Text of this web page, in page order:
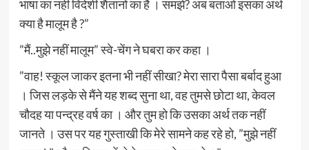
भाषा का नहीं विदेशी शैतानों का है । समझे? अब बताओ इसका अर्थ
क्या है मालूम है ?”
”मैं..मुझे नहीं मालूम” स्वे-चेंग ने घबरा कर कहा ।
”वाह! स्कूल जाकर इतना भी नहीं सीखा? मेरा सारा पैसा बर्बाद हुआ
। जिस लड़के से मैंने यह शब्द सुना था, वह तुमसे छोटा था, केवल
चौदह या पन्द्रह वर्ष का । और तुम हो कि उसका अर्थ तक नहीं
जानते । उस पर यह गुस्ताखी कि मेरे सामने कह रहे हो, ”मुझे नहीं